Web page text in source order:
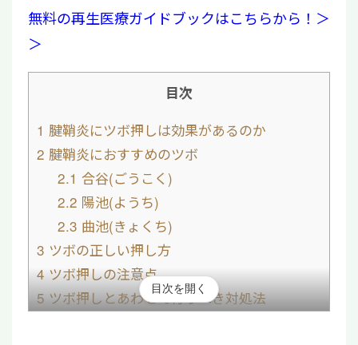
無料の再生医療ガイドブックはこちらから！＞
＞
目次
1 腱鞘炎にツボ押しは効果があるのか
2 腱鞘炎におすすめのツボ
2.1 合谷(ごうこく)
2.2 陽池(ようち)
2.3 曲池(きょくち)
3 ツボの正しい押し方
4ツボ押しの注意点
5ツボ押しとあわせて行うべき対処法
目次を開く